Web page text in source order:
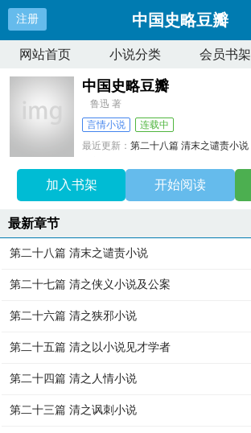
注册 中国史略豆瓣
网站首页 小说分类 会员书架
中国史略豆瓣
鲁迅 著
言情小说
连载中
最近更新：第二十八篇 清末之谴责小说
加入书架 开始阅读
最新章节
第二十八篇 清末之谴责小说
第二十七篇 清之侠义小说及公案
第二十六篇 清之狭邪小说
第二十五篇 清之以小说见才学者
第二十四篇 清之人情小说
第二十三篇 清之讽刺小说